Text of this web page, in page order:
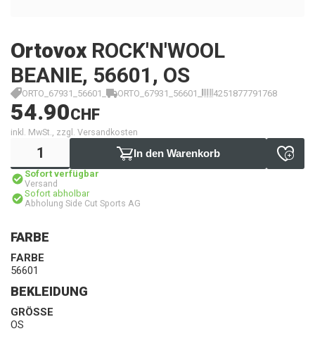
Ortovox ROCK'N'WOOL
BEANIE, 56601, OS
ORTO_67931_56601_ ORTO_67931_56601_ 4251877791768
54.90CHF
inkl. MwSt., zzgl. Versandkosten
In den Warenkorb
Sofort verfügbar
Versand
Sofort abholbar
Abholung Side Cut Sports AG
FARBE
FARBE
56601
BEKLEIDUNG
GRÖSSE
OS